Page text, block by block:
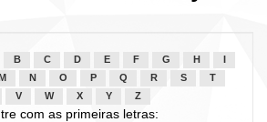
B C D E F G H
M N O P Q R S
T
V W X Y Z
com as primeiras letras: